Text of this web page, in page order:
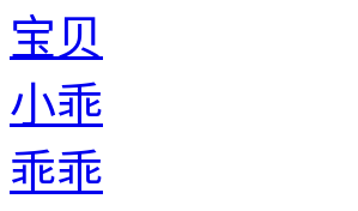
宝贝
小乖
乖乖